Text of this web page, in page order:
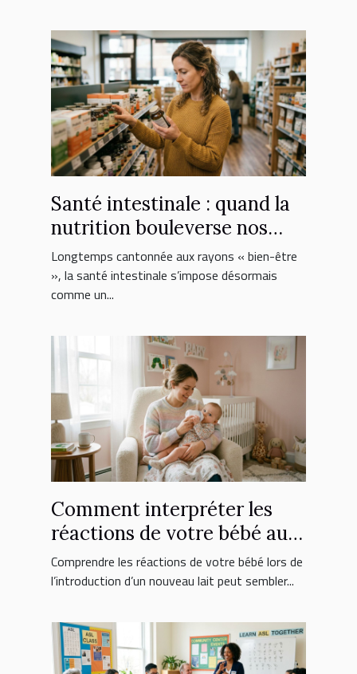
Santé intestinale : quand la
nutrition bouleverse nos
choix de suppléments
Longtemps cantonnée aux rayons « bien-être
», la santé intestinale s’impose désormais
comme un...
Comment interpréter les
réactions de votre bébé au
nouveau lait ?
Comprendre les réactions de votre bébé lors de
l’introduction d’un nouveau lait peut sembler...